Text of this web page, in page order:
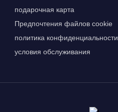
подарочная карта
Предпочтения файлов cookie
политика конфиденциальности
условия обслуживания